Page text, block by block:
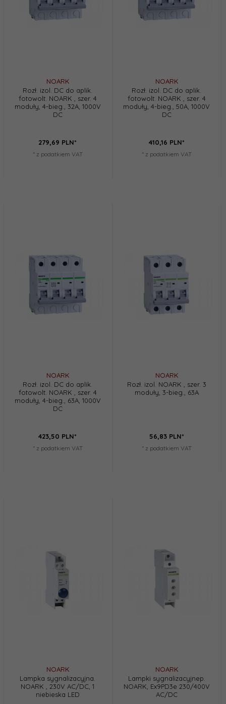
NOARK
Rozł. izol. DC do aplik.
fotowolt. NOARK , szer. 4
moduły, 4-bieg., 32A, 1000V
DC
279,69 PLN*
* z podatkiem VAT
NOARK
Rozł. izol. DC do aplik.
fotowolt. NOARK , szer. 4
moduły, 4-bieg., 50A, 1000V
DC
410,16 PLN*
* z podatkiem VAT
NOARK
Rozł. izol. DC do aplik.
fotowolt. NOARK , szer. 4
moduły, 4-bieg., 63A, 1000V
DC
423,50 PLN*
* z podatkiem VAT
NOARK
Rozł. izol. NOARK , szer. 3
moduły, 3-bieg., 63A
56,83 PLN*
* z podatkiem VAT
NOARK
Lampka sygnalizacyjna.
NOARK , 230V AC/DC, 1
niebieska LED
NOARK
Lampki sygnalizacyjnep.
NOARK, Ex9PD3e 230/400V
AC/DC